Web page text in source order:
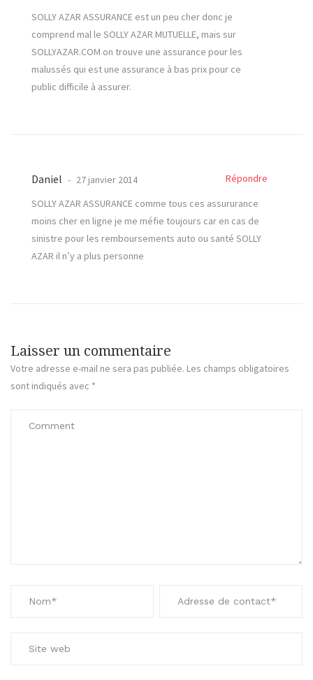
SOLLY AZAR ASSURANCE est un peu cher donc je
comprend mal le SOLLY AZAR MUTUELLE, mais sur
SOLLYAZAR.COM on trouve une assurance pour les
malussés qui est une assurance à bas prix pour ce
public difficile à assurer.
Daniel 27 janvier 2014
Répondre
SOLLY AZAR ASSURANCE comme tous ces assururance
moins cher en ligne je me méfie toujours car en cas de
sinistre pour les remboursements auto ou santé SOLLY
AZAR il n’y a plus personne
Laisser un commentaire
Votre adresse e-mail ne sera pas publiée. Les champs obligatoires
sont indiqués avec *